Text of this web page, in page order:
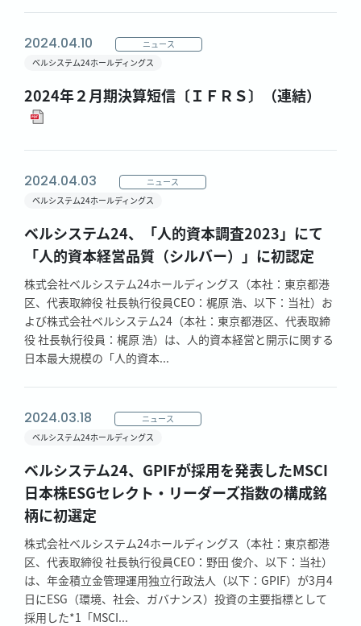
2024.04.10
ニュース
ベルシステム24ホールディングス
2024年２月期決算短信〔ＩＦＲＳ〕（連結）
2024.04.03
ニュース
ベルシステム24ホールディングス
ベルシステム24、「人的資本調査2023」にて
「人的資本経営品質（シルバー）」に初認定
株式会社ベルシステム24ホールディングス（本社：東京都港
区、代表取締役 社長執行役員CEO：梶原 浩、以下：当社）お
よび株式会社ベルシステム24（本社：東京都港区、代表取締
役 社長執行役員：梶原 浩）は、人的資本経営と開示に関する
日本最大規模の「人的資本...
2024.03.18
ニュース
ベルシステム24ホールディングス
ベルシステム24、GPIFが採用を発表したMSCI
日本株ESGセレクト・リーダーズ指数の構成銘
柄に初選定
株式会社ベルシステム24ホールディングス（本社：東京都港
区、代表取締役 社長執行役員CEO：野田 俊介、以下：当社）
は、年金積立金管理運用独立行政法人（以下：GPIF）が3月4
日にESG（環境、社会、ガバナンス）投資の主要指標として
採用した*1「MSCI...